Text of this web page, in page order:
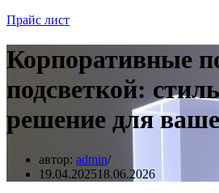
Прайс лист
Корпоративные
подсветкой:
решение для
автор: admin
19.04.202518.06.2026